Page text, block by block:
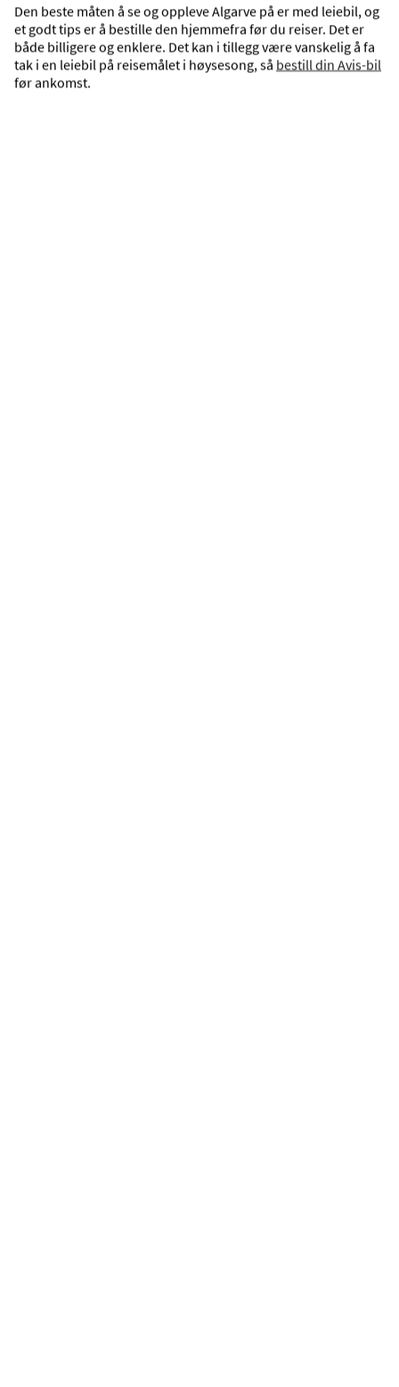
Den beste måten å se og oppleve Algarve på er med leiebil, og
et godt tips er å bestille den hjemmefra før du reiser. Det er
både billigere og enklere. Det kan i tillegg være vanskelig å fa
tak i en leiebil på reisemålet i høysesong, så bestill din Avis-bil
før ankomst.